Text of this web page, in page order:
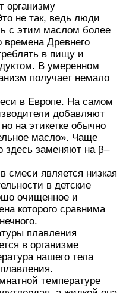
организму
не так, ведь люди
с этим маслом более
времена Древнего
в пищу и
В умеренном
получает немало
в Европе. На самом
добавляют
на этикетке обычно
масло». Чаще
здесь заменяют на β–
смеси является низкая
в детские
очищенное и
которого сравнима
плавления
в организме
нашего тела
температуре